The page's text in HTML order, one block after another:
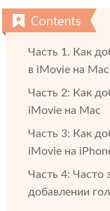
Часть 1. Как
в iMovie на
Часть 2: Как
iMovie на Mac
Часть 3: Как
iMovie на
Часть 4: Часто
добавлении